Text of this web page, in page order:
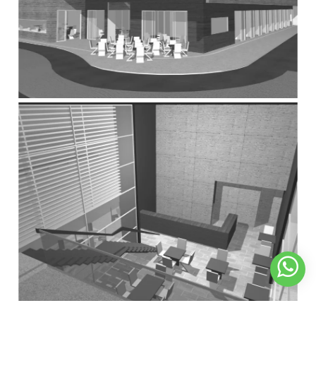
sanitários. Caracteriza-se assim o local de
– A área de convívio, caracterizada pelo encontro entre o
calçadão cultural e a praça de alimentação (praça cultural) está
locada na esquina do terreno de maior integração com demais
acontecimentos do entorno, a Vila Germânica e o Galegão.
EFICIÊNCIA ENERGÉTICA
A proposta de racionalização energética faz parte da concepção
arquitetônica inicial. Para se obter maior conforto térmico, optou-
se por pé-direitos bem altos em todas as circulações, chegando
a 8 m de altura na praça de alimentação e 11 m de altura em todo
o percurso do calçadão cultural.
Todas as circulações possuem também entrada de luz natural,
através de uma cobertura zenital, devidamente protegida com
película contra o sol devido ao excesso de calor que faz em
Blumenau, além da grelha, elemento da arquietura que funciona
como brise além de criar um agradável jogo de sombras e luzes.